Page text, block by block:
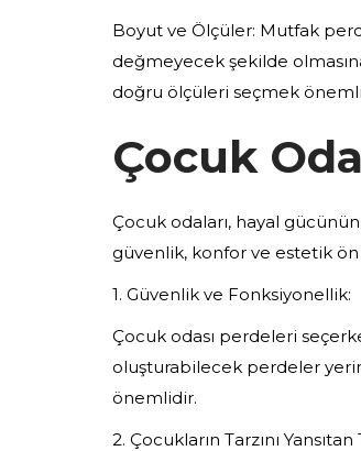
Boyut ve Ölçüler: Mutfak
değmeyecek şekilde
doğru ölçüleri seçmek
Çocuk
Çocuk odaları, hayal
güvenlik, konfor ve estetik
1. Güvenlik ve Fonksiyonellik:
Çocuk odası perdeleri
oluşturabilecek perdeler
önemlidir.
2. Çocukların Tarzını Yansıtan